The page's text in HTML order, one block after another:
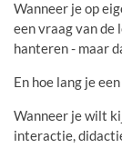
Wanneer je op
een vraag van
hanteren - maar
En hoe lang je
Wanneer je wilt
interactie,